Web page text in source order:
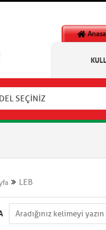
SEÇİNİZ
LEB